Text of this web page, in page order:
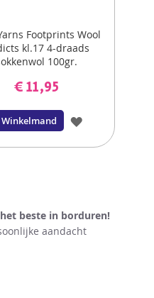
Footprints Wool
kl.17 4-draads
100gr.
€ 11,95
Winkelmand
VOEG
TOE
beste in borduren!
aandacht